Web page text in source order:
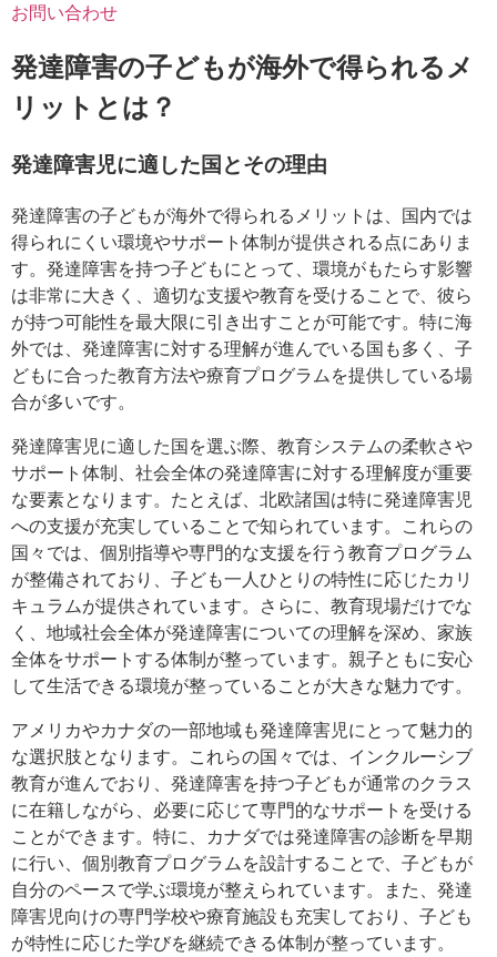
お問い合わせ
発達障害の子どもが海外で得られるメ
リットとは？
発達障害児に適した国とその理由
発達障害の子どもが海外で得られるメリットは、国内では
得られにくい環境やサポート体制が提供される点にありま
す。発達障害を持つ子どもにとって、環境がもたらす影響
は非常に大きく、適切な支援や教育を受けることで、彼ら
が持つ可能性を最大限に引き出すことが可能です。特に海
外では、発達障害に対する理解が進んでいる国も多く、子
どもに合った教育方法や療育プログラムを提供している場
合が多いです。
発達障害児に適した国を選ぶ際、教育システムの柔軟さや
サポート体制、社会全体の発達障害に対する理解度が重要
な要素となります。たとえば、北欧諸国は特に発達障害児
への支援が充実していることで知られています。これらの
国々では、個別指導や専門的な支援を行う教育プログラム
が整備されており、子ども一人ひとりの特性に応じたカリ
キュラムが提供されています。さらに、教育現場だけでな
く、地域社会全体が発達障害についての理解を深め、家族
全体をサポートする体制が整っています。親子ともに安心
して生活できる環境が整っていることが大きな魅力です。
アメリカやカナダの一部地域も発達障害児にとって魅力的
な選択肢となります。これらの国々では、インクルーシブ
教育が進んでおり、発達障害を持つ子どもが通常のクラス
に在籍しながら、必要に応じて専門的なサポートを受ける
ことができます。特に、カナダでは発達障害の診断を早期
に行い、個別教育プログラムを設計することで、子どもが
自分のペースで学ぶ環境が整えられています。また、発達
障害児向けの専門学校や療育施設も充実しており、子ども
が特性に応じた学びを継続できる体制が整っています。